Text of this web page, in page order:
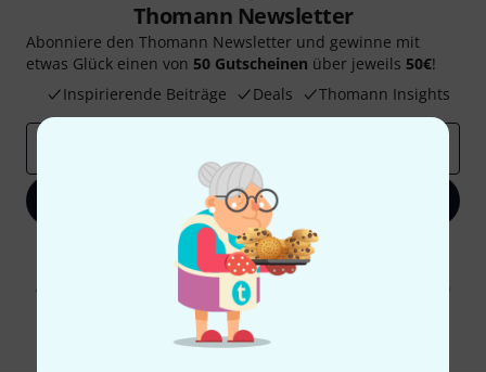
Thomann Newsletter
Abonniere den Thomann Newsletter und gewinne mit
etwas Glück einen von 50 Gutscheinen über jeweils 50€!
Inspirierende Beiträge
Deals Thomann Insights
Jetzt anmelden
Mit Klick auf „Jetzt anmelden“ stimmen Sie dem Erhalt von E-Mail-
Werbung und einer Messung des E-Mail-Nutzungsverhaltens zu. Die
Abmeldung ist jederzeit möglich. Weitere Informationen finden Sie in
unseren
Datenschutzhinweisen
* Pflichtfeld